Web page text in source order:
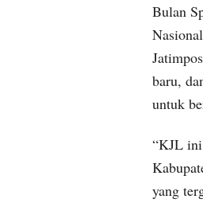
Bulan
baru,
untuk
“KJL
yang